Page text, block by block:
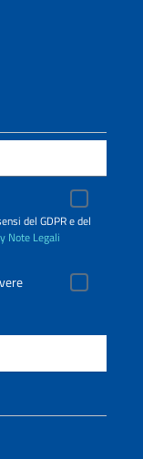
del GDPR e del
Note Legali